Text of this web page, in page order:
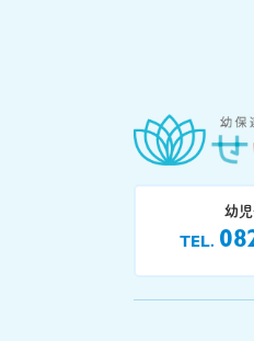
幼
TEL